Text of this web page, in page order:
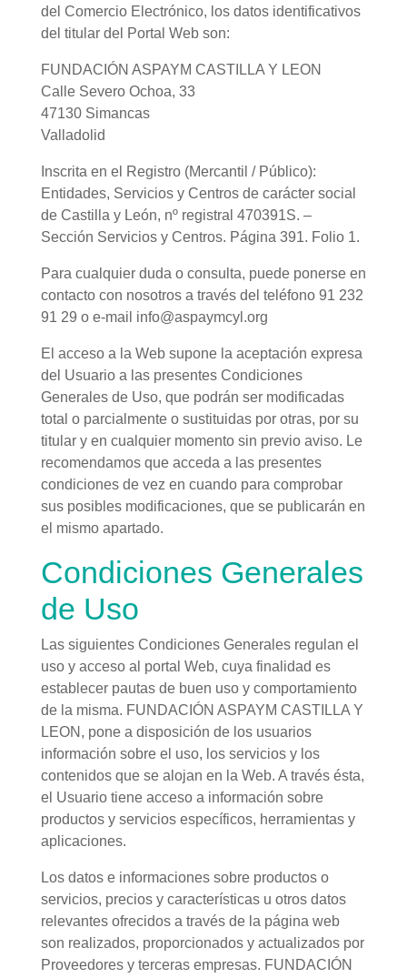
del Comercio Electrónico, los datos identificativos
del titular del Portal Web son:
FUNDACIÓN ASPAYM CASTILLA Y LEON
Calle Severo Ochoa, 33
47130 Simancas
Valladolid
Inscrita en el Registro (Mercantil / Público):
Entidades, Servicios y Centros de carácter social
de Castilla y León, nº registral 470391S. –
Sección Servicios y Centros. Página 391. Folio 1.
Para cualquier duda o consulta, puede ponerse en
contacto con nosotros a través del teléfono 91 232
91 29 o e-mail info@aspaymcyl.org
El acceso a la Web supone la aceptación expresa
del Usuario a las presentes Condiciones
Generales de Uso, que podrán ser modificadas
total o parcialmente o sustituidas por otras, por su
titular y en cualquier momento sin previo aviso. Le
recomendamos que acceda a las presentes
condiciones de vez en cuando para comprobar
sus posibles modificaciones, que se publicarán en
el mismo apartado.
Condiciones Generales
de Uso
Las siguientes Condiciones Generales regulan el
uso y acceso al portal Web, cuya finalidad es
establecer pautas de buen uso y comportamiento
de la misma. FUNDACIÓN ASPAYM CASTILLA Y
LEON, pone a disposición de los usuarios
información sobre el uso, los servicios y los
contenidos que se alojan en la Web. A través ésta,
el Usuario tiene acceso a información sobre
productos y servicios específicos, herramientas y
aplicaciones.
Los datos e informaciones sobre productos o
servicios, precios y características u otros datos
relevantes ofrecidos a través de la página web
son realizados, proporcionados y actualizados por
Proveedores y terceras empresas. FUNDACIÓN